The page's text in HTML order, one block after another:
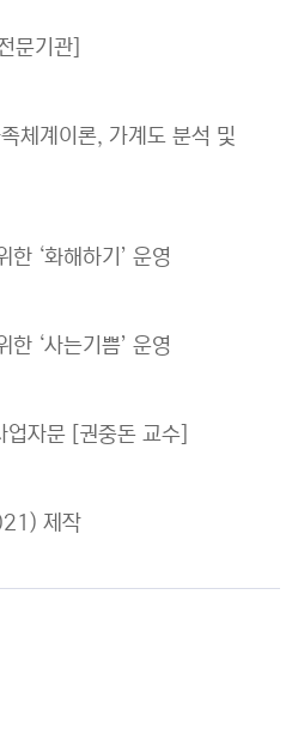
문기관]
체계이론, 가계도 분석 및
‘화해하기’ 운영
‘사는기쁨’ 운영
자문 [권중돈 교수]
제작